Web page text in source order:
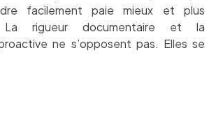
facilement paie mieux et plus
La rigueur documentaire et la
ne s’opposent pas. Elles se